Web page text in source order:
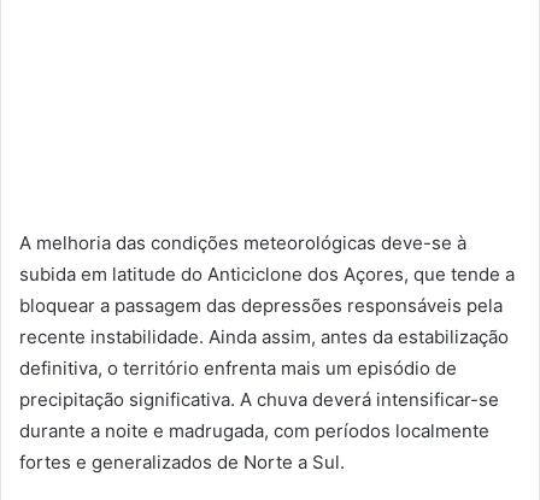
A melhoria das condições meteorológicas deve-se à
subida em latitude do Anticiclone dos Açores, que tende a
bloquear a passagem das depressões responsáveis pela
recente instabilidade. Ainda assim, antes da estabilização
definitiva, o território enfrenta mais um episódio de
precipitação significativa. A chuva deverá intensificar-se
durante a noite e madrugada, com períodos localmente
fortes e generalizados de Norte a Sul.